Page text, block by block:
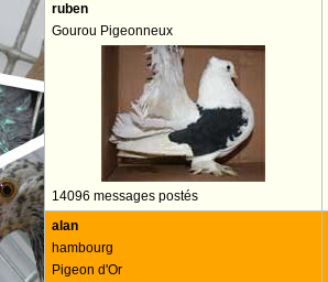
ruben
Gourou Pigeonneux
14096 messages postés
alan
hambourg
Pigeon d'Or